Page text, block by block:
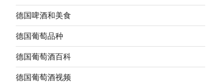
德国啤酒和美食
德国葡萄品种
德国葡萄酒百科
德国葡萄酒视频